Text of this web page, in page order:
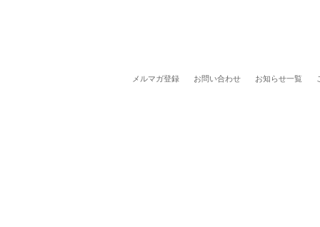
メルマガ登録 お問い合わせ お知らせ一覧